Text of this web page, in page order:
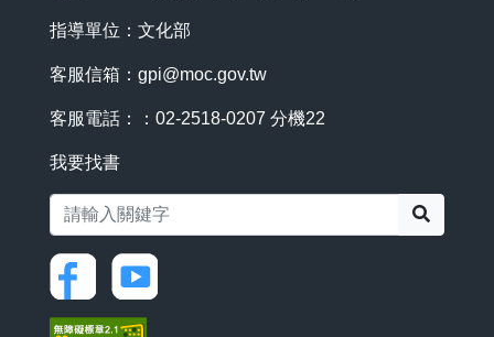
指導單位：文化部
客服信箱： gpi@moc.gov.tw
客服電話：：02-2518-0207 分機22
我要找書